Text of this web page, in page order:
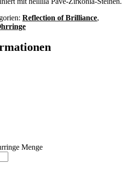
Reflection of Brilliance,
Menge